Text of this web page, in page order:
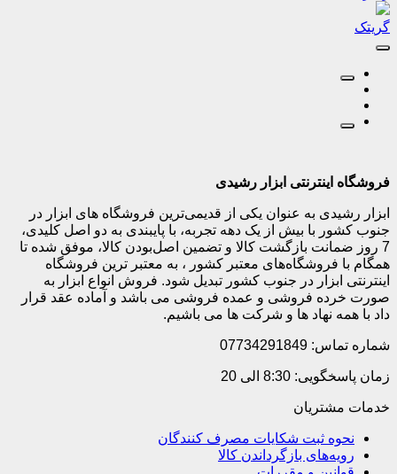
گریتک
فروشگاه اینترنتی ابزار رشیدی
ابزار رشیدی به عنوان یکی از قدیمی‌ترین فروشگاه های ابزار در
جنوب کشور با بیش از یک دهه تجربه، با پایبندی به دو اصل کلیدی،
7 روز ضمانت بازگشت کالا و تضمین اصل‌بودن کالا، موفق شده تا
همگام با فروشگاه‌های معتبر کشور ، به معتبر ترین فروشگاه
اینترنتی ابزار در جنوب کشور تبدیل شود. فروش انواع ابزار به
صورت خرده فروشی و عمده فروشی می باشد و آماده عقد قرار
داد با همه نهاد ها و شرکت ها می باشیم.
شماره تماس: 07734291849
زمان پاسخگویی: 8:30 الی 20
خدمات مشتریان
نحوه ثبت شکایات مصرف کنندگان
رویه‌های بازگرداندن کالا